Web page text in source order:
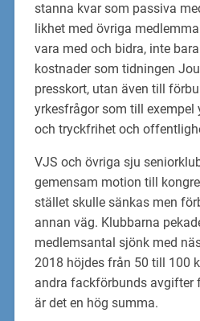
stanna kvar som passiva
likhet med övriga
vara med och bidra, inte
kostnader som tidningen
presskort, utan även till
yrkesfrågor som till exempel
och tryckfrihet och
VJS och övriga sju
gemensam motion till
stället skulle sänkas men
annan väg. Klubbarna
medlemsantal sjönk med
2018 höjdes från 50 till 100
andra fackförbunds avgifter
är det en hög summa.